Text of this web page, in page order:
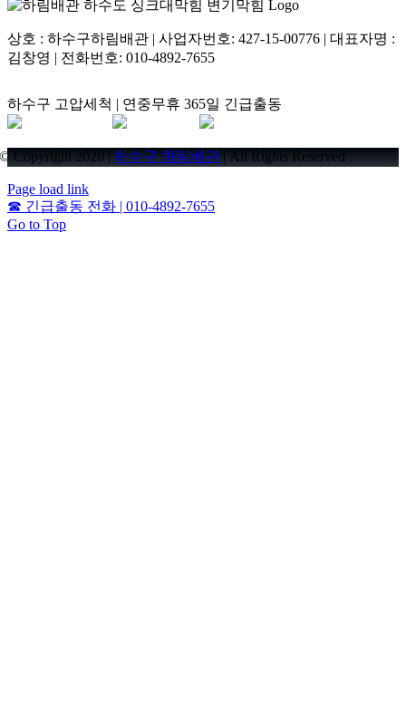
상호 : 하수구하림배관 | 사업자번호: 427-15-00776 | 대표자명 :
김창영 | 전화번호: 010-4892-7655
하수구 고압세척 | 연중무휴 365일 긴급출동
© Copyright 2026 |하수구 하림배관 | All Rights Reserved .
Page load link
☎ 긴급출동 전화 | 010-4892-7655
Go to Top